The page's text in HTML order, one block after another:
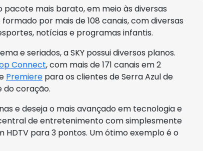
pacote mais barato, em meio às diversas
formado por mais de 108 canais, com diversas
notícias e programas infantis.
e seriados, a SKY possui diversos planos.
Connect, com mais de 171 canais em 2
Premiere para os clientes de Serra Azul de
do coração.
e deseja o mais avançado em tecnologia e
de entretenimento com simplesmente
para 3 pontos. Um ótimo exemplo é o